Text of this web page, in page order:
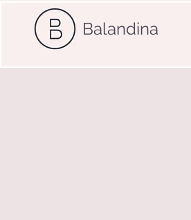
Balandina